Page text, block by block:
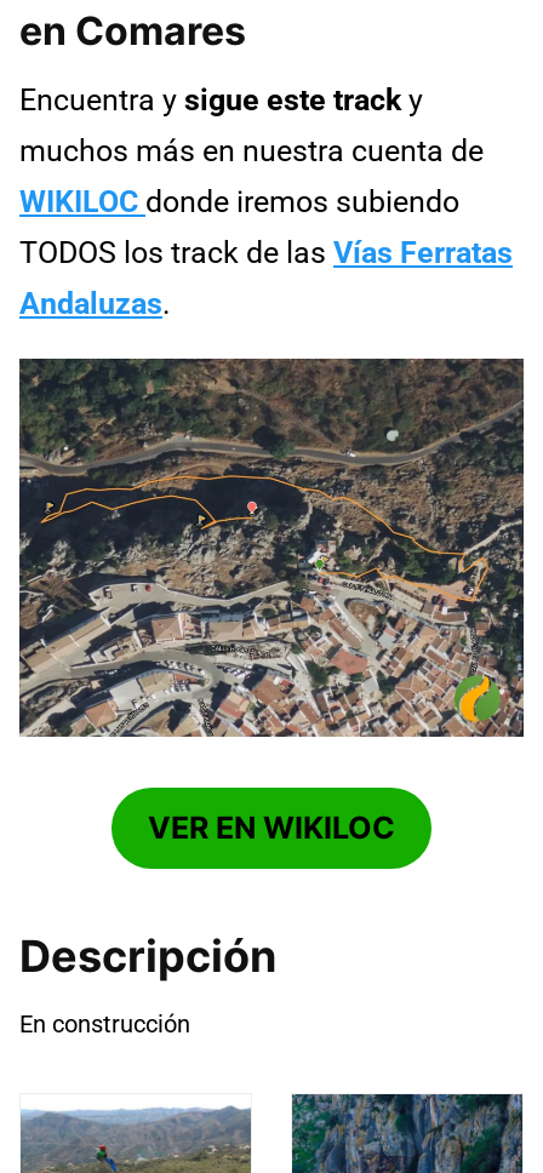
en Comares
Encuentra y sigue este tracky
muchos más en nuestra cuenta de
WIKILOC donde iremos subiendo
TODOS los track de las Vías Ferratas
Andaluzas.
VER EN WIKILOC
Descripción
En construcción